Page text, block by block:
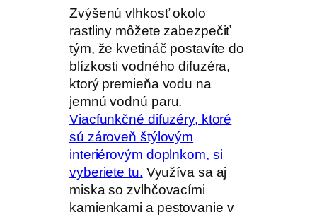
Zvýšenú vlhkosť okolo
rastliny môžete zabezpečiť
tým, že kvetináč postavíte do
blízkosti vodného difuzéra,
ktorý premieňa vodu na
jemnú vodnú paru.
Viacfunkčné difuzéry, ktoré
sú zároveň štýlovým
interiérovým doplnkom, si
vyberiete tu. Využíva sa aj
miska so zvlhčovacími
kamienkami a pestovanie v